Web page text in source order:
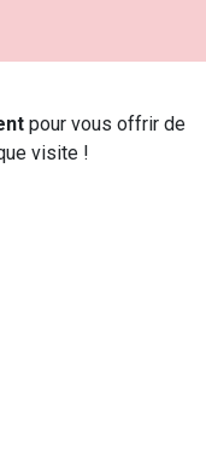
pour vous offrir de
visite !